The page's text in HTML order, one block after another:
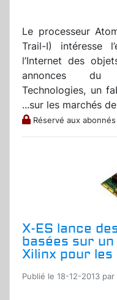
Le processeur
Trail-I) intéresse
l’Internet des
annonces du
Technologies, un
...sur les marchés
Réservé aux abonnés
X-ES lance
basées sur
Xilinx pour
Publié le 18-12-2013